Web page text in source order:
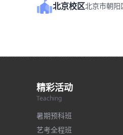
北京校区北京市朝阳
精彩活动
Teaching
暑期预科班
艺考全程班